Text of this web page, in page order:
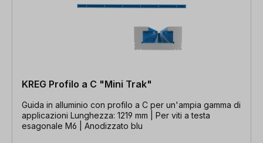
KREG Profilo a C "Mini Trak"
Guida in alluminio con profilo a C per un'ampia gamma di
applicazioni Lunghezza: 1219 mm | Per viti a testa
esagonale M6 | Anodizzato blu